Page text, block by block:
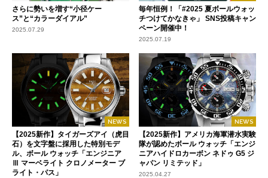
さらに勢いを増す“小径ケー
ス”と“カラーダイアル”
2025.07.29
毎年恒例！「#2025 夏ボールウォッ
チつけてかなきゃ」 SNS投稿キャン
ペーン開催中！
2025.07.19
NEWS
【2025新作】タイガーズアイ（虎目
石）を文字盤に採用した特別モデ
ル、ボール ウォッチ「エンジニア
Ⅲ マーベライト クロノメーター ブ
ライト・パス」
NEWS
【2025新作】アメリカ海軍潜水実験
隊が認めたボール ウォッチ「エンジ
ニアハイドロカーボン ネドゥ G5 ジ
ャパン リミテッド」
2025.04.27